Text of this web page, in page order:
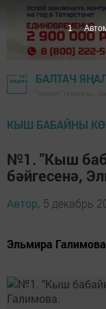
БАЛТАЧ
КЫШ БАБАЙНЫ
№1. "Кыш
бәйгесенә,
Автор, 5 декабрь
Эльмира Галимова